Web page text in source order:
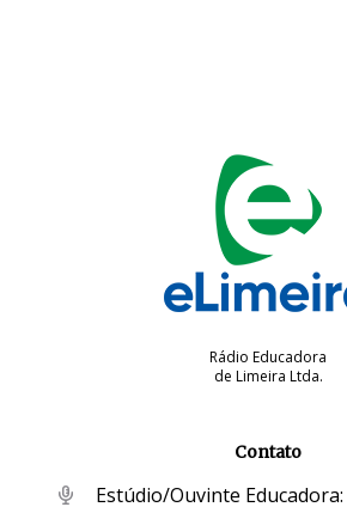
Rádio Educadora
de Limeira Ltda.
Contato
Estúdio/Ouvinte Educadora: